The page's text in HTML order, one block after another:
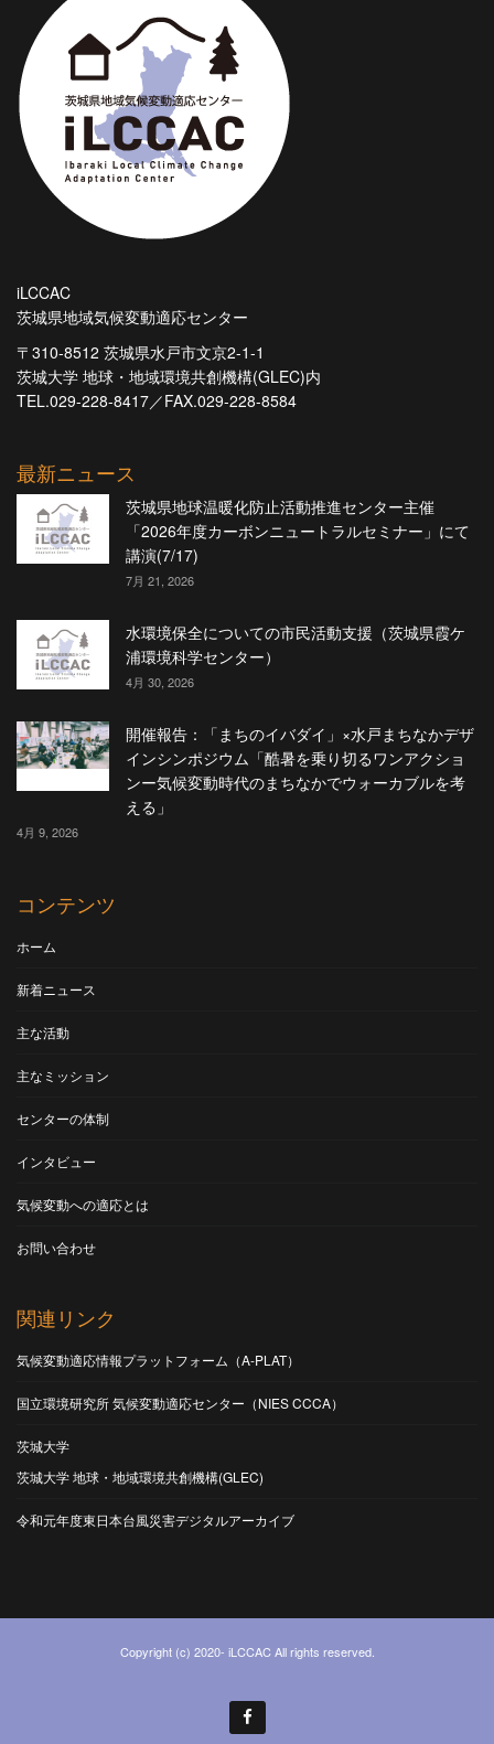
iLCCAC
茨城県地域気候変動適応センター
〒310-8512 茨城県水戸市文京2-1-1
茨城大学 地球・地域環境共創機構(GLEC)内
TEL.029-228-8417／FAX.029-228-8584
最新ニュース
茨城県地球温暖化防止活動推進センター主催
「2026年度カーボンニュートラルセミナー」にて
講演(7/17)
7月 21, 2026
水環境保全についての市民活動支援（茨城県霞ケ
浦環境科学センター）
4月 30, 2026
開催報告：「まちのイバダイ」×水戸まちなかデザ
インシンポジウム「酷暑を乗り切るワンアクショ
ンー気候変動時代のまちなかでウォーカブルを考
える」
4月 9, 2026
コンテンツ
ホーム
新着ニュース
主な活動
主なミッション
センターの体制
インタビュー
気候変動への適応とは
お問い合わせ
関連リンク
気候変動適応情報プラットフォーム（A-PLAT）
国立環境研究所 気候変動適応センター（NIES CCCA）
茨城大学
茨城大学 地球・地域環境共創機構(GLEC)
令和元年度東日本台風災害デジタルアーカイブ
Copyright (c) 2020- iLCCAC All rights reserved.